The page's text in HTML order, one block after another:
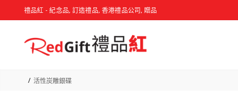
禮品紅 - 紀念品, 訂造禮品, 香港禮品公司, 贈品
活性炭雕銀碟